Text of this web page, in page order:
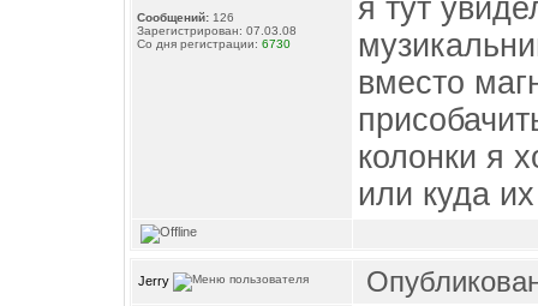
Сообщений: 126
Зарегистрирован: 07.03.08
Со дня регистрации: 6730
я тут
вместо
колонки я
или куда
Jerry